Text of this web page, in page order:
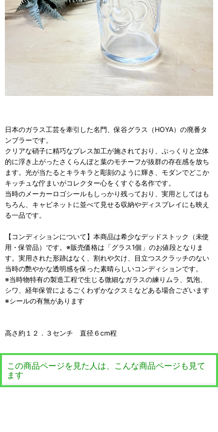
日本のガラス工芸を牽引した名門、保谷グラス（HOYA）の廃番タ
ンブラーです。
クリアな硝子に精巧なプレス加工が施されており、ぷっくりと立体
的に浮き上がったさくらんぼと葉のモチーフが抜群の存在感を放ち
ます。光が当たるとキラキラと彫刻のように輝き、モダンでどこか
キッチュな佇まいがコレクター心をくすぐる名作です。
当時のメーカーロゴシールもしっかり残っており、実用としてはも
ちろん、キャビネットに並べて見せる収納やディスプレイにも映え
る一品です。
【コンディションについて】本商品は希少なデッドストック（未使
用・保管品）です。※販売価格は「グラス1個」のお値段となりま
す。実用された形跡はなく、割れや欠け、目立つスクラッチのない
当時の艷やかな透明感を保った素晴らしいコンディションです。
※当時物特有の製造工程で生じる微細なガラスの練りムラ、気泡、
シワ、経年保管によるごくわずかなクスミなどある場合ございます
※シールの有無があります
高さ約１２．３センチ 直径６cm程
この商品ページを見た人は、こんな商品ページも見て
ます